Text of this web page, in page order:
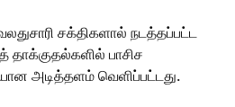
சக்திகளால் நடத்தப்பட்ட
பாசிச
அடித்தளம் வெளிப்பட்டது.